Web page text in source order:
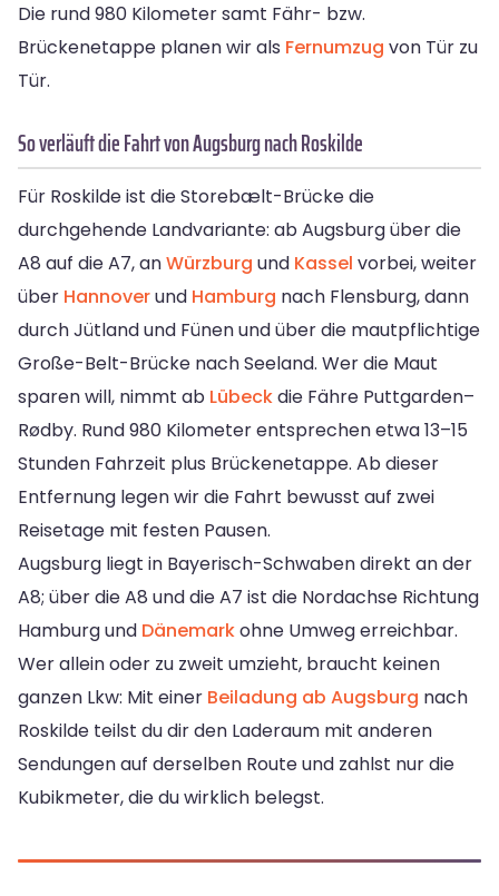
Die rund 980 Kilometer samt Fähr- bzw.
Brückenetappe planen wir als Fernumzug von Tür zu
Tür.
So verläuft die Fahrt von Augsburg nach Roskilde
Für Roskilde ist die Storebælt-Brücke die
durchgehende Landvariante: ab Augsburg über die
A8 auf die A7, anWürzburg und Kassel vorbei, weiter
über Hannoverund Hamburg nach Flensburg, dann
durch Jütland und Fünen und über die mautpflichtige
Große-Belt-Brücke nach Seeland. Wer die Maut
sparen will, nimmt ab Lübeckdie Fähre Puttgarden–
Rødby. Rund 980 Kilometer entsprechen etwa 13–15
Stunden Fahrzeit plus Brückenetappe. Ab dieser
Entfernung legen wir die Fahrt bewusst auf zwei
Reisetage mit festen Pausen.
Augsburg liegt in Bayerisch-Schwaben direkt an der
A8; über die A8 und die A7 ist die Nordachse Richtung
Hamburg und Dänemarkohne Umweg erreichbar.
Wer allein oder zu zweit umzieht, braucht keinen
ganzen Lkw: Mit einer Beiladung ab Augsburg nach
Roskilde teilst du dir den Laderaum mit anderen
Sendungen auf derselben Route und zahlst nur die
Kubikmeter, die du wirklich belegst.